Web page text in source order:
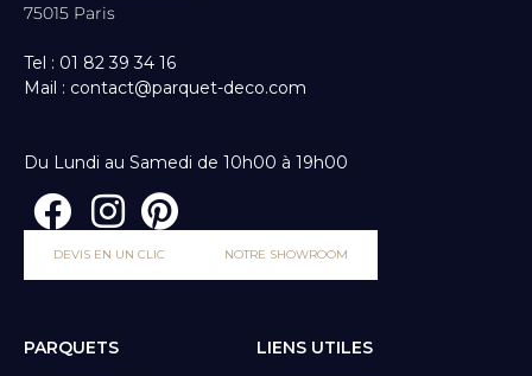
75015 Paris
Tel : 01 82 39 34 16
Mail : contact@parquet-deco.com
Du Lundi au Samedi de 10h00 à 19h00
DEVIS EN UN CLIC NOTRE SHOWROOM
PARQUETS LIENS UTILES